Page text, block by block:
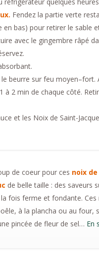
Fendez la partie verte
bas) pour retirer le sable
avec le gingembre râpé
le beurre sur feu moyen–fort.
à 2 min de chaque côté.
et les Noix de Saint-
de coeur pour ces noix
de belle taille : des saveurs
fois ferme et fondante. Ces
à la plancha ou au four,
pincée de fleur de sel… En